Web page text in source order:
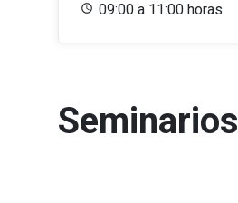
09:00 a 11:00 horas
Seminarios